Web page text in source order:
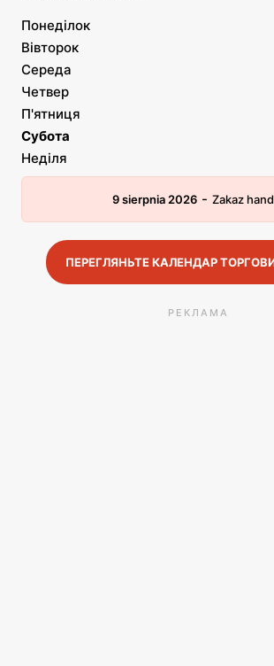
Понеділок
Вівторок
Середа
Четвер
П'ятниця
Субота
Неділя
9 sierpnia 2026 - Zakaz
ПЕРЕГЛЯНЬТЕ КАЛЕНДАР
РЕКЛАМА